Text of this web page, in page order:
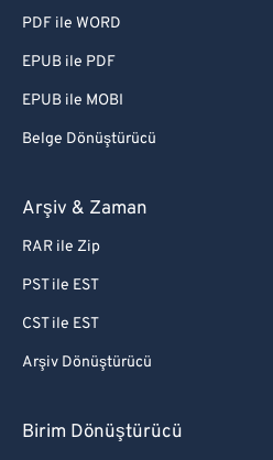
PDF ile WORD
EPUB ile PDF
EPUB ile MOBI
Belge Dönüştürücü
Arşiv & Zaman
RAR ile Zip
PST ile EST
CST ile EST
Arşiv Dönüştürücü
Birim Dönüştürücü